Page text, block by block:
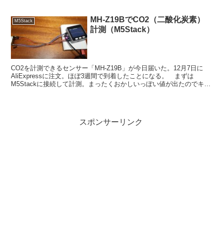
M5Stack
MH-Z19BでCO2（二酸化炭素）
計測（M5Stack）
CO2を計測できるセンサー「MH-Z19B」が今日届いた。12月7日に
AliExpressに注文。ほぼ3週間で到着したことになる。 まずは
M5Stackに接続して計測。まったくおかしいっぽい値が出たのでキャ
スポンサーリンク